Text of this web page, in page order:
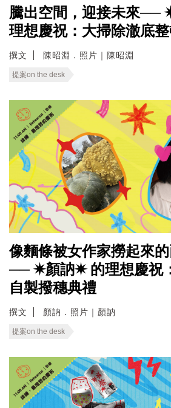
騰出空間，迎接未來──
理想慶祝：大掃除澈底
撰文 陳昭淵．照片｜陳昭淵
提案on the desk
像麵條被女作家撈起來
── ✷顏訥✷ 的理想慶祝
自製撥穗典禮
撰文 顏訥．照片｜顏訥
提案on the desk